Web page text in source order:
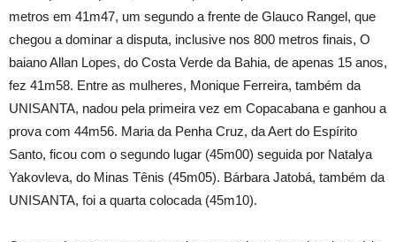
metros em 41m47, um segundo a frente de Glauco Rangel, que
chegou a dominar a disputa, inclusive nos 800 metros finais, O
baiano Allan Lopes, do Costa Verde da Bahia, de apenas 15 anos,
fez 41m58. Entre as mulheres, Monique Ferreira, também da
UNISANTA, nadou pela primeira vez em Copacabana e ganhou a
prova com 44m56. Maria da Penha Cruz, da Aert do Espírito
Santo, ficou com o segundo lugar (45m00) seguida por Natalya
Yakovleva, do Minas Tênis (45m05). Bárbara Jatobá, também da
UNISANTA, foi a quarta colocada (45m10).